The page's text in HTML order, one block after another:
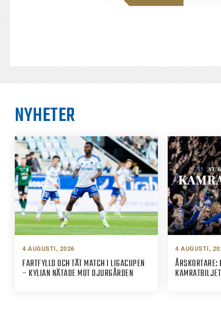
NYHETER
4 AUGUSTI, 2026
FARTFYLLD OCH TÄT MATCH I LIGACUPEN
– KYLIAN NÄTADE MOT DJURGÅRDEN
4 AUGUSTI,